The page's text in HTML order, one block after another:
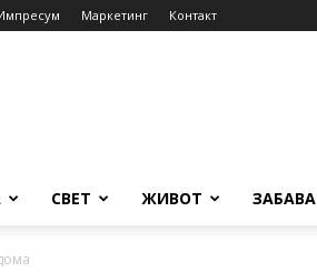
Маркетинг Контакт
СВЕТ ЖИВОТ ЗАБАВА